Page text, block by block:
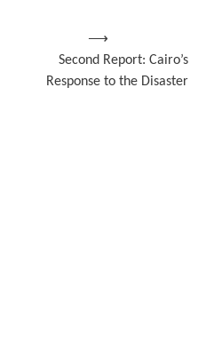
Second Report: Cairo’s
Response to the Disaster
⟶